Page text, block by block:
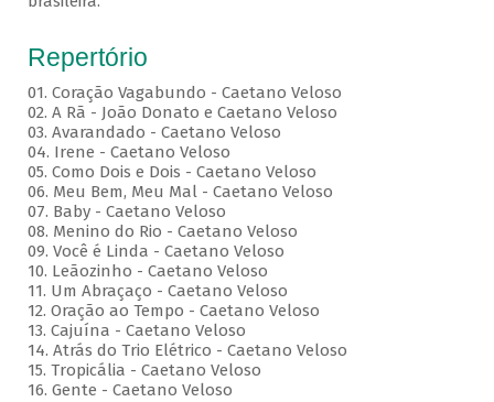
Repertório
01. Coração Vagabundo - Caetano Veloso
02. A Rã - João Donato e Caetano Veloso
03. Avarandado - Caetano Veloso
04. Irene - Caetano Veloso
05. Como Dois e Dois - Caetano Veloso
06. Meu Bem, Meu Mal - Caetano Veloso
07. Baby - Caetano Veloso
08. Menino do Rio - Caetano Veloso
09. Você é Linda - Caetano Veloso
10. Leãozinho - Caetano Veloso
11. Um Abraçaço - Caetano Veloso
12. Oração ao Tempo - Caetano Veloso
13. Cajuína - Caetano Veloso
14. Atrás do Trio Elétrico - Caetano Veloso
15. Tropicália - Caetano Veloso
16. Gente - Caetano Veloso